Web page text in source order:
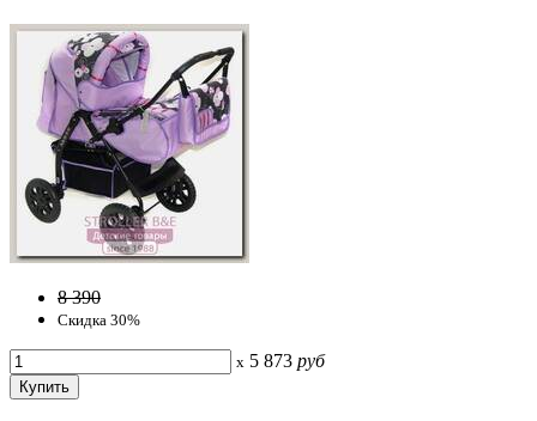
8 390
Скидка 30%
x 5 873 руб